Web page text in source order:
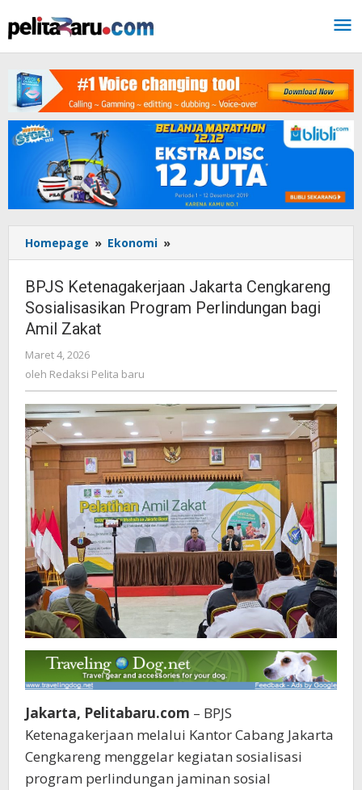
ke
konten
Homepage » Ekonomi »
Ketenagakerjaan
Jakarta
Cengkareng
Sosialisasikan
Zakat
BPJS Ketenagakerjaan Jakarta Cengkareng
Sosialisasikan Program Perlindungan bagi
Amil Zakat
Maret 4, 2026
Redaksi
baru
oleh Redaksi Pelita baru
Jakarta, Pelitabaru.com – BPJS
Ketenagakerjaan melalui Kantor Cabang Jakarta
Cengkareng menggelar kegiatan sosialisasi
program perlindungan jaminan sosial